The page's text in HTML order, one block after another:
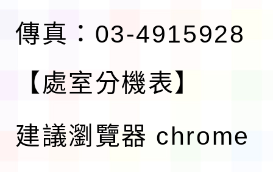
傳真：03-4915928
【處室分機表】
建議瀏覽器 chrome